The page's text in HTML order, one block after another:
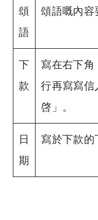
頌
語
頌語嘅內容
下
款
寫在右下角
行再寫寫信
啓」。
日
期
寫於下款的